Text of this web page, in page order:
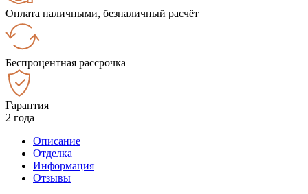
Оплата наличными, безналичный расчёт
Беспроцентная рассрочка
Гарантия
2 года
Описание
Отделка
Информация
Отзывы